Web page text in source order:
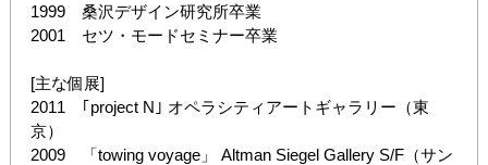
1999　桑沢デザイン研究所卒業
2001　セツ・モードセミナー卒業
[主な個展]
2011　｢project N｣ オペラシティアートギャラリー（東
京）
2009　「towing voyage」 Altman Siegel Gallery S/F（サン